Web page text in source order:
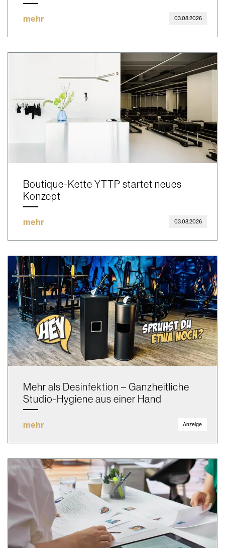
mehr 03.08.2026
Boutique-Kette YTTP startet neues
Konzept
mehr 03.08.2026
Mehr als Desinfektion – Ganzheitliche
Studio-Hygiene aus einer Hand
mehr Anzeige